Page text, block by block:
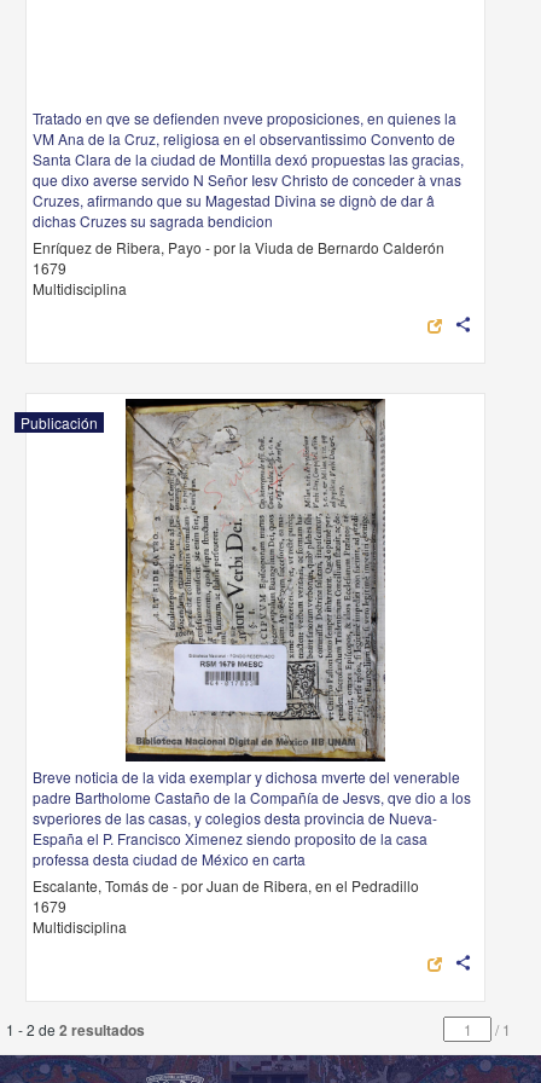
Tratado en qve se defienden nveve proposiciones, en quienes la
VM Ana de la Cruz, religiosa en el observantissimo Convento de
Santa Clara de la ciudad de Montilla dexó propuestas las gracias,
que dixo averse servido N Señor Iesv Christo de conceder à vnas
Cruzes, afirmando que su Magestad Divina se dignò de dar â
dichas Cruzes su sagrada bendicion
Enríquez de Ribera, Payo - por la Viuda de Bernardo Calderón
1679
Multidisciplina
share
Publicación
Breve noticia de la vida exemplar y dichosa mverte del venerable
padre Bartholome Castaño de la Compañía de Jesvs, qve dio a los
svperiores de las casas, y colegios desta provincia de Nueva-
España el P. Francisco Ximenez siendo proposito de la casa
professa desta ciudad de México en carta
Escalante, Tomás de - por Juan de Ribera, en el Pedradillo
1679
Multidisciplina
share
1 - 2 de 2 resultados /1